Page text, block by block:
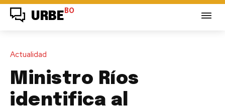
URBE BO
Actualidad
Ministro Ríos
identifica al